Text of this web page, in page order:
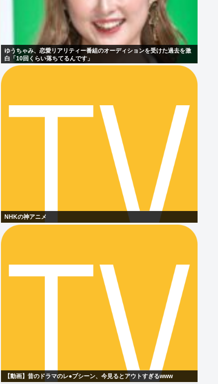
ゆうちゃみ、恋愛リアリティー番組のオーディションを受けた過去を激
白「10回くらい落ちてるんです」
NHKの神アニメ
【動画】昔のドラマのレ●プシーン、今見るとアウトすぎるwww